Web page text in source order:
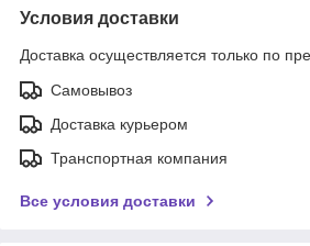
Условия доставки
Доставка осуществляется только по
Самовывоз
Доставка курьером
Транспортная компания
Все условия доставки